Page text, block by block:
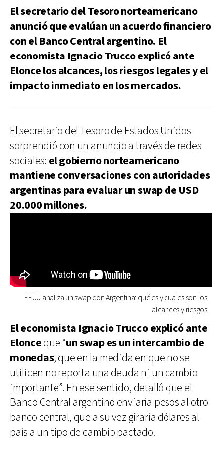
El secretario del Tesoro norteamericano
anunció que evalúan un acuerdo financiero
con el Banco Central argentino. El
economista Ignacio Trucco explicó ante
Elonce los alcances, los riesgos legales y el
impacto inmediato en los mercados.
El secretario del Tesoro de Estados Unidos
sorprendió con un anuncio a través de redes
sociales: el gobierno norteamericano
mantiene conversaciones con autoridades
argentinas para evaluar un swap de USD
20.000 millones.
EEUU analiza un swap con Argentina: qué es y cuales son los
alcances y riesgos
El economista Ignacio Trucco explicó ante
Elonceque “un swap es un intercambio de
monedas, que en la medida en que no se
utilicen no reporta una deuda ni un cambio
importante”. En ese sentido, detalló que el
Banco Central argentino enviaría pesos al otro
banco central, que a su vez giraría dólares al
país a un tipo de cambio pactado.